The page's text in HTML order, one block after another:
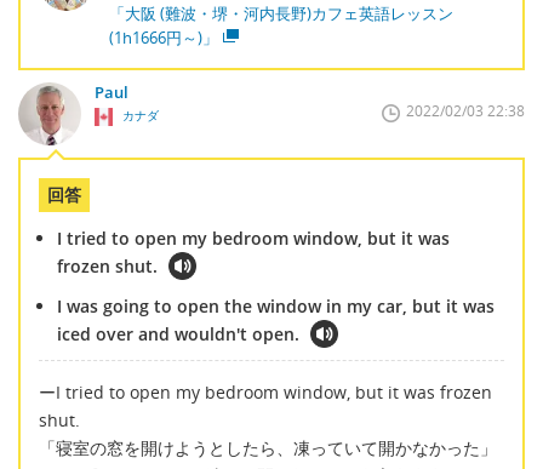
「大阪 (難波・堺・河内長野)カフェ英語レッスン
(1h1666円～)」
Paul
カナダ 2022/02/03 22:38
回答
I tried to open my bedroom window, but it was
frozen shut.
I was going to open the window in my car, but it was
iced over and wouldn't open.
ーI tried to open my bedroom window, but it was frozen
shut.
「寝室の窓を開けようとしたら、凍っていて開かなかった」